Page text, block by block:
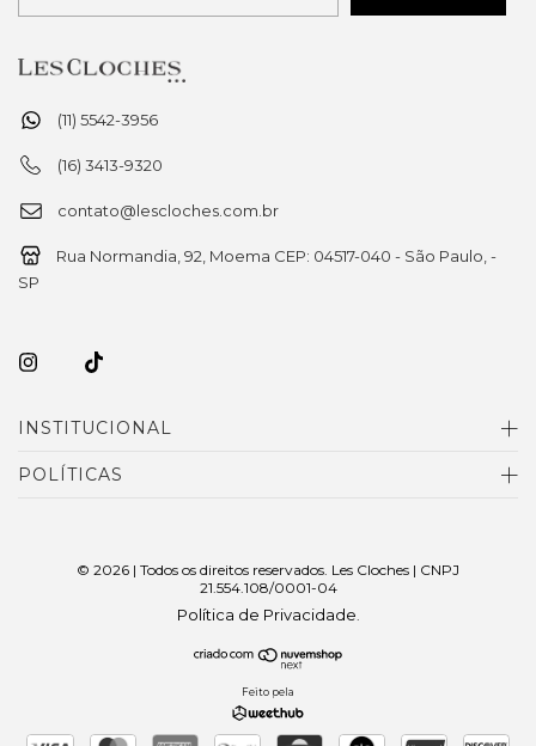
(11) 5542-3956
(16) 3413-9320
contato@lescloches.com.br
Rua Normandia, 92, Moema CEP: 04517-040 - São Paulo, -
SP
INSTITUCIONAL
POLÍTICAS
© 2026 | Todos os direitos reservados. Les Cloches | CNPJ
21.554.108/0001-04
Política de Privacidade
Feito pela